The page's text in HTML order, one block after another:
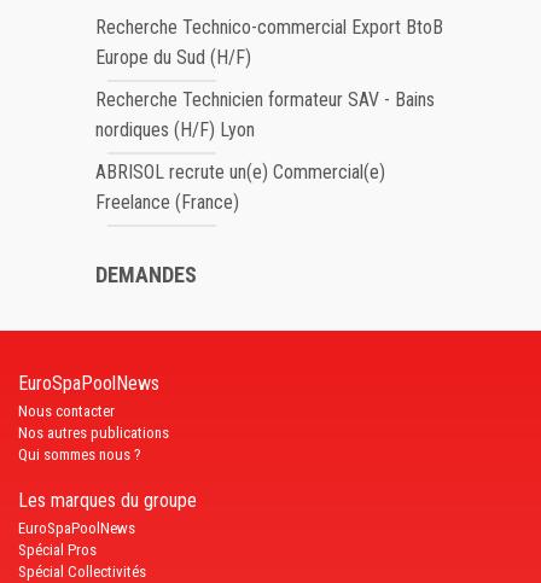
Recherche Technico-commercial Export BtoB
Europe du Sud (H/F)
Recherche Technicien formateur SAV - Bains
nordiques (H/F) Lyon
ABRISOL recrute un(e) Commercial(e)
Freelance (France)
DEMANDES
EuroSpaPoolNews
Nous contacter
Nos autres publications
Qui sommes nous ?
Les marques du groupe
EuroSpaPoolNews
Spécial Pros
Spécial Collectivités